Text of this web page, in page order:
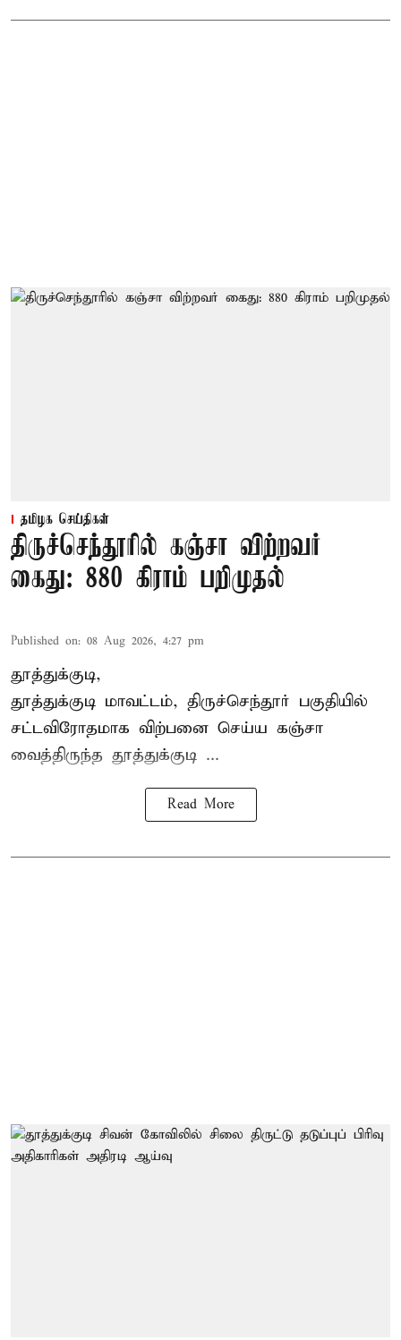
தமிழக செய்திகள்
திருச்செந்தூரில் கஞ்சா விற்றவர்
கைது: 880 கிராம் பறிமுதல்
Published on: 08 Aug 2026, 4:27 pm
தூத்துக்குடி,
தூத்துக்குடி மாவட்டம், திருச்செந்தூர் பகுதியில்
சட்டவிரோதமாக விற்பனை செய்ய கஞ்சா
வைத்திருந்த தூத்துக்குடி ...
Read More